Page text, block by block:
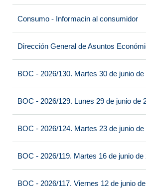
Consumo - Informacin al consumidor
Dirección General de Asuntos
BOC - 2026/130. Martes 30 de junio de
BOC - 2026/129. Lunes 29 de junio de
BOC - 2026/124. Martes 23 de junio de
BOC - 2026/119. Martes 16 de junio de
BOC - 2026/117. Viernes 12 de junio